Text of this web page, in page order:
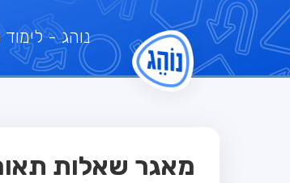
נוהג- לימוד
מאגר שאלות